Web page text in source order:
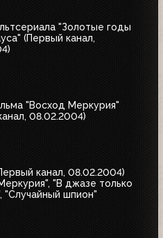
"Золотые годы
(Первый канал,
"Восход Меркурия"
08.02.2004)
канал, 08.02.2004)
"В джазе только
"Случайный шпион"